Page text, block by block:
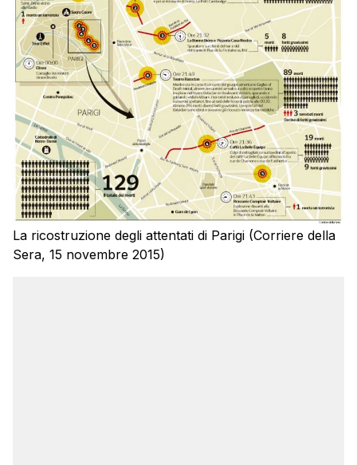
La ricostruzione degli attentati di Parigi (Corriere della
Sera, 15 novembre 2015)